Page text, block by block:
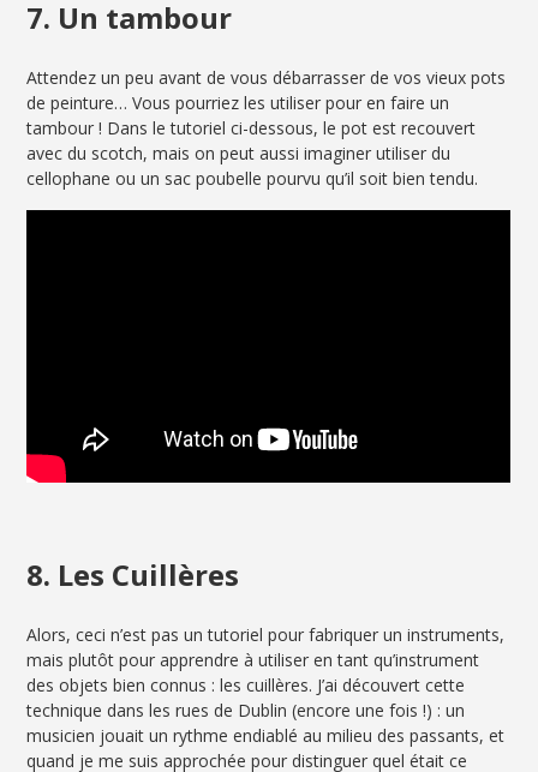
7. Un tambour
Attendez un peu avant de vous débarrasser de vos vieux pots
de peinture… Vous pourriez les utiliser pour en faire un
tambour ! Dans le tutoriel ci-dessous, le pot est recouvert
avec du scotch, mais on peut aussi imaginer utiliser du
cellophane ou un sac poubelle pourvu qu’il soit bien tendu.
8. Les Cuillères
Alors, ceci n’est pas un tutoriel pour fabriquer un instruments,
mais plutôt pour apprendre à utiliser en tant qu’instrument
des objets bien connus : les cuillères. J’ai découvert cette
technique dans les rues de Dublin (encore une fois !) : un
musicien jouait un rythme endiablé au milieu des passants, et
quand je me suis approchée pour distinguer quel était ce